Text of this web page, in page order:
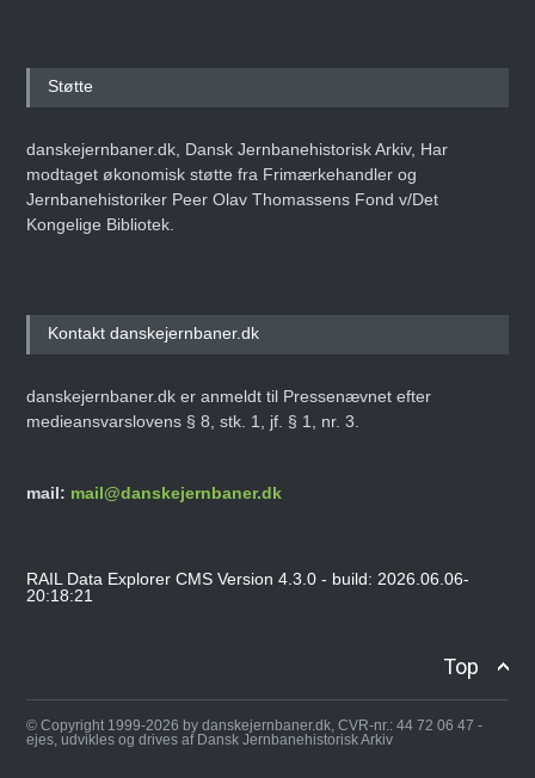
Støtte
danskejernbaner.dk, Dansk Jernbanehistorisk Arkiv, Har
modtaget økonomisk støtte fra Frimærkehandler og
Jernbanehistoriker Peer Olav Thomassens Fond v/Det
Kongelige Bibliotek.
Kontakt danskejernbaner.dk
danskejernbaner.dk er anmeldt til Pressenævnet efter
medieansvarslovens § 8, stk. 1, jf. § 1, nr. 3.
mail: mail@danskejernbaner.dk
RAIL Data Explorer CMS Version 4.3.0 - build: 2026.06.06-
20:18:21
Top
© Copyright 1999-2026 by danskejernbaner.dk, CVR-nr.: 44 72 06 47 -
ejes, udvikles og drives af Dansk Jernbanehistorisk Arkiv